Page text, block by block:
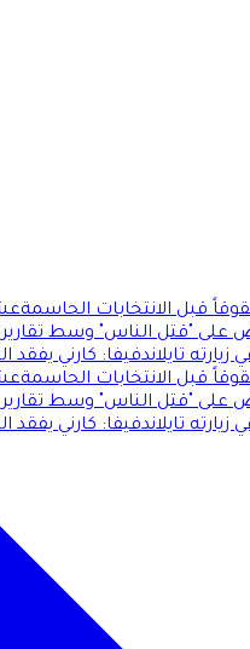
قبل الانتخابات الحاسمة
على "قتل الناس" وسط
تايلاندفيفا: كارني يفقد
قبل الانتخابات الحاسمة
على "قتل الناس" وسط
تايلاندفيفا: كارني يفقد